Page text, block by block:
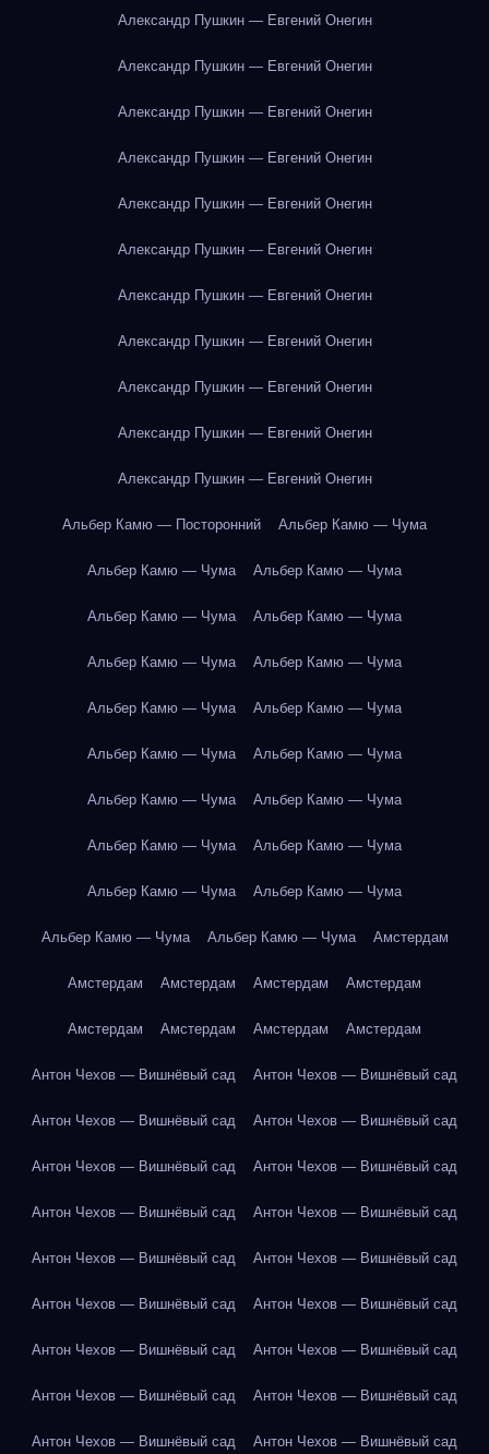
Александр Пушкин — Евгений Онегин
Александр Пушкин — Евгений Онегин
Александр Пушкин — Евгений Онегин
Александр Пушкин — Евгений Онегин
Александр Пушкин — Евгений Онегин
Александр Пушкин — Евгений Онегин
Александр Пушкин — Евгений Онегин
Александр Пушкин — Евгений Онегин
Александр Пушкин — Евгений Онегин
Александр Пушкин — Евгений Онегин
Александр Пушкин — Евгений Онегин
Альбер Камю — Посторонний Альбер Камю — Чума
Альбер Камю — Чума Альбер Камю — Чума
Альбер Камю — Чума Альбер Камю — Чума
Альбер Камю — Чума Альбер Камю — Чума
Альбер Камю — Чума Альбер Камю — Чума
Альбер Камю — Чума Альбер Камю — Чума
Альбер Камю — Чума Альбер Камю — Чума
Альбер Камю — Чума Альбер Камю — Чума
Альбер Камю — Чума Альбер Камю — Чума
Альбер Камю — Чума Альбер Камю — Чума Амстердам
Амстердам Амстердам Амстердам Амстердам
Амстердам Амстердам Амстердам Амстердам
Антон Чехов — Вишнёвый сад Антон Чехов — Вишнёвый сад
Антон Чехов — Вишнёвый сад Антон Чехов — Вишнёвый сад
Антон Чехов — Вишнёвый сад Антон Чехов — Вишнёвый сад
Антон Чехов — Вишнёвый сад Антон Чехов — Вишнёвый сад
Антон Чехов — Вишнёвый сад Антон Чехов — Вишнёвый сад
Антон Чехов — Вишнёвый сад Антон Чехов — Вишнёвый сад
Антон Чехов — Вишнёвый сад Антон Чехов — Вишнёвый сад
Антон Чехов — Вишнёвый сад Антон Чехов — Вишнёвый сад
Антон Чехов — Вишнёвый сад Антон Чехов — Вишнёвый сад